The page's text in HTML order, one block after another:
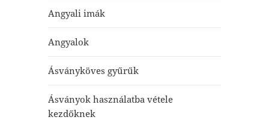
Angyali imák
Angyalok
Ásványköves gyűrűk
Ásványok használatba vétele
kezdőknek